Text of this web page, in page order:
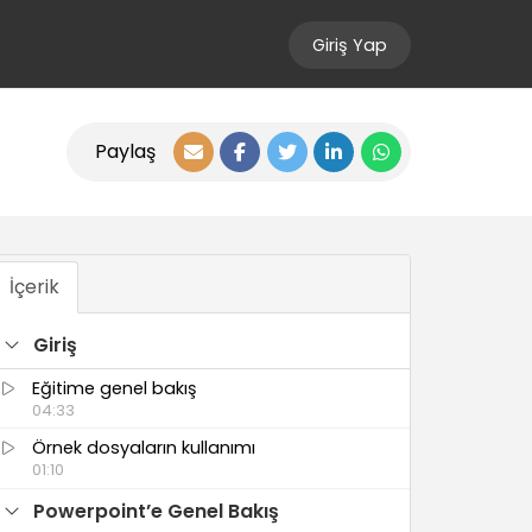
Giriş Yap
Paylaş
İçerik
Giriş
Eğitime genel bakış
04:33
Örnek dosyaların kullanımı
01:10
Powerpoint’e Genel Bakış